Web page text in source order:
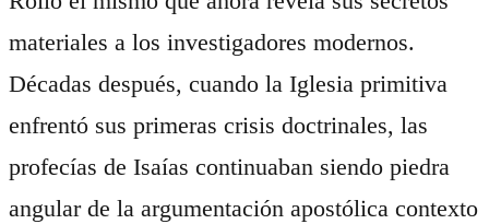
materiales a los investigadores modernos.
Décadas después, cuando la Iglesia primitiva
enfrentó sus primeras crisis doctrinales, las
profecías de Isaías continuaban siendo piedra
angular de la argumentación apostólica contexto